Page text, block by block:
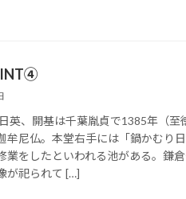
英、開基は千葉胤貞で1385年（至
牟尼仏。本堂右手には「鍋かむり
業をしたといわれる池がある。鎌
が祀られて […]